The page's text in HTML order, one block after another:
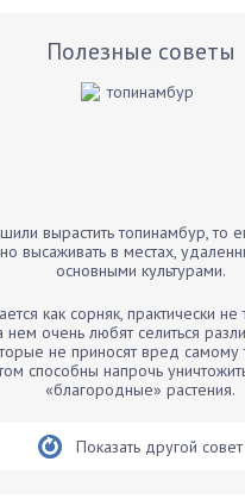
Полезные советы
вырастить топинамбур, то
высаживать в местах,
основными культурами.
как сорняк, практически не
нем очень любят селиться
не приносят вред самому
способны напрочь
«благородные» растения.
Показать другой совет